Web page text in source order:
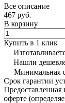
Все описание
467 руб.
В корзину
Купить в 1 клик
Нашли
Минимальная
Срок гарантии
оферте